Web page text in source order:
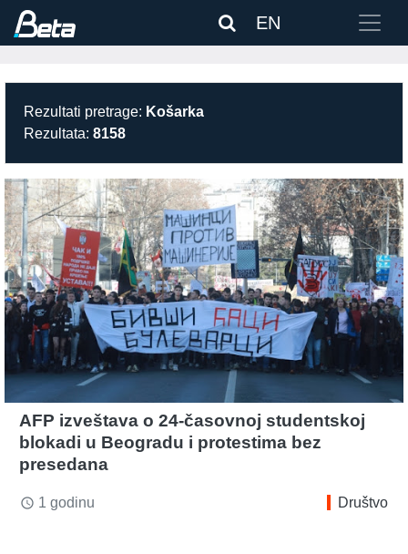
EN
Rezultati pretrage: Košarka
Rezultata: 8158
AFP izveštava o 24-časovnoj studentskoj
blokadi u Beogradu i protestima bez
presedana
access_time 1 godinu Društvo